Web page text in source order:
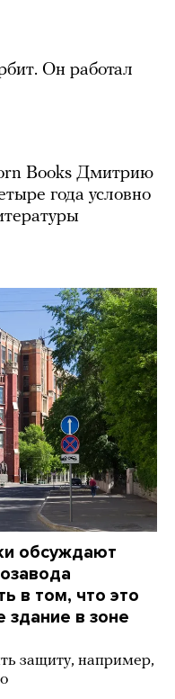
Он работал
Books Дмитрию
года условно
обсуждают
в том, что это
здание в зоне
защиту, например,